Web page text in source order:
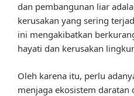
dan pembangunan liar
kerusakan yang sering
ini mengakibatkan
hayati dan kerusakan
Oleh karena itu, perlu
menjaga ekosistem daratan